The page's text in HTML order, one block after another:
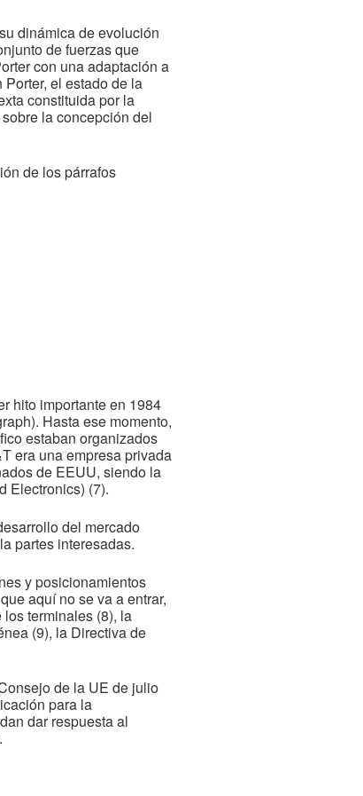
dinámica de evolución
de fuerzas que
con una adaptación a
el estado de la
constituida por la
la concepción del
de los párrafos
hito importante en 1984
Hasta ese momento,
estaban organizados
era una empresa privada
de EEUU, siendo la
Electronics) (7).
del mercado
partes interesadas.
y posicionamientos
aquí no se va a entrar,
terminales (8), la
(9), la Directiva de
de la UE de julio
para la
dar respuesta al